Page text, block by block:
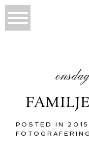
POSTED IN 2015
FOTOGRAFERING